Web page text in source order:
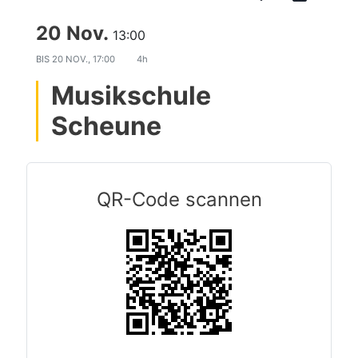
20 Nov. 13:00
BIS 20 NOV., 17:00 4h
Musikschule
Scheune
QR-Code scannen